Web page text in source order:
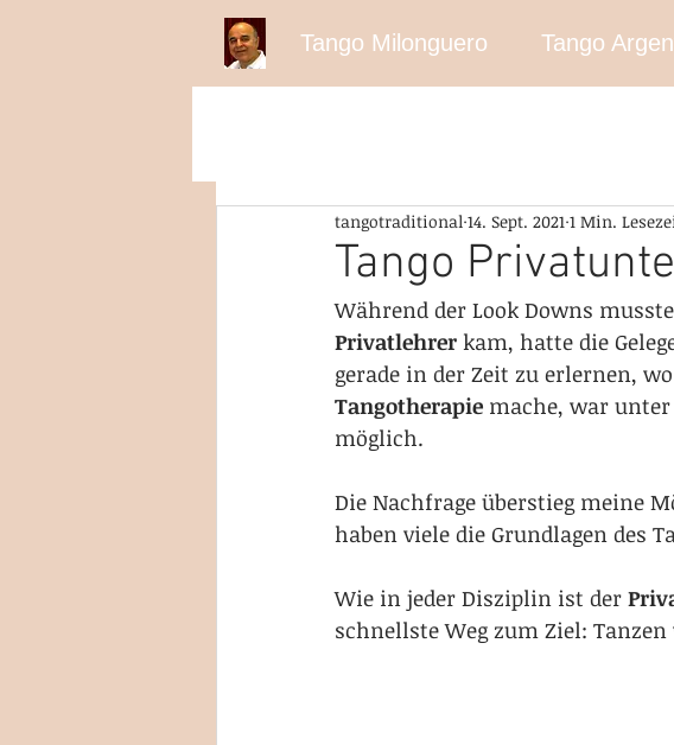
Tango Milonguero Tango
Tango
tangotraditional 14. Sept. 2021 1 Min.
Während der Look Downs
Privatlehrer kam, hatte die
gerade in der Zeit zu erlernen,
Tangotherapie mache, war unter
möglich.
Die Nachfrage überstieg meine
haben viele die Grundlagen des
Wie in jeder Disziplin ist der
schnellste Weg zum Ziel: